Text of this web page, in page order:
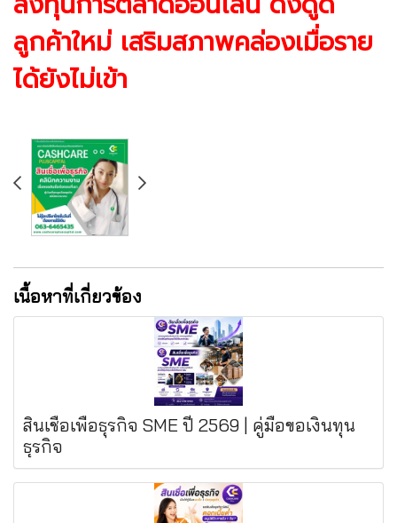
ลูกค้าใหม่ เสริมสภาพคล่องเมื่อราย
ได้ยังไม่เข้า
เนื้อหาที่เกี่ยวข้อง
สินเชื่อเพื่อธุรกิจ SME ปี 2569 | คู่มือขอเงินทุน
ธุรกิจ